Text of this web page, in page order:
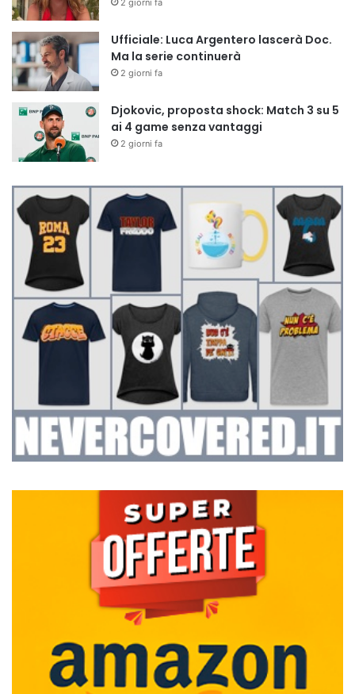
2 giorni fa
Ufficiale: Luca Argentero lascerà Doc.
Ma la serie continuerà
2 giorni fa
Djokovic, proposta shock: Match 3 su 5
ai 4 game senza vantaggi
2 giorni fa